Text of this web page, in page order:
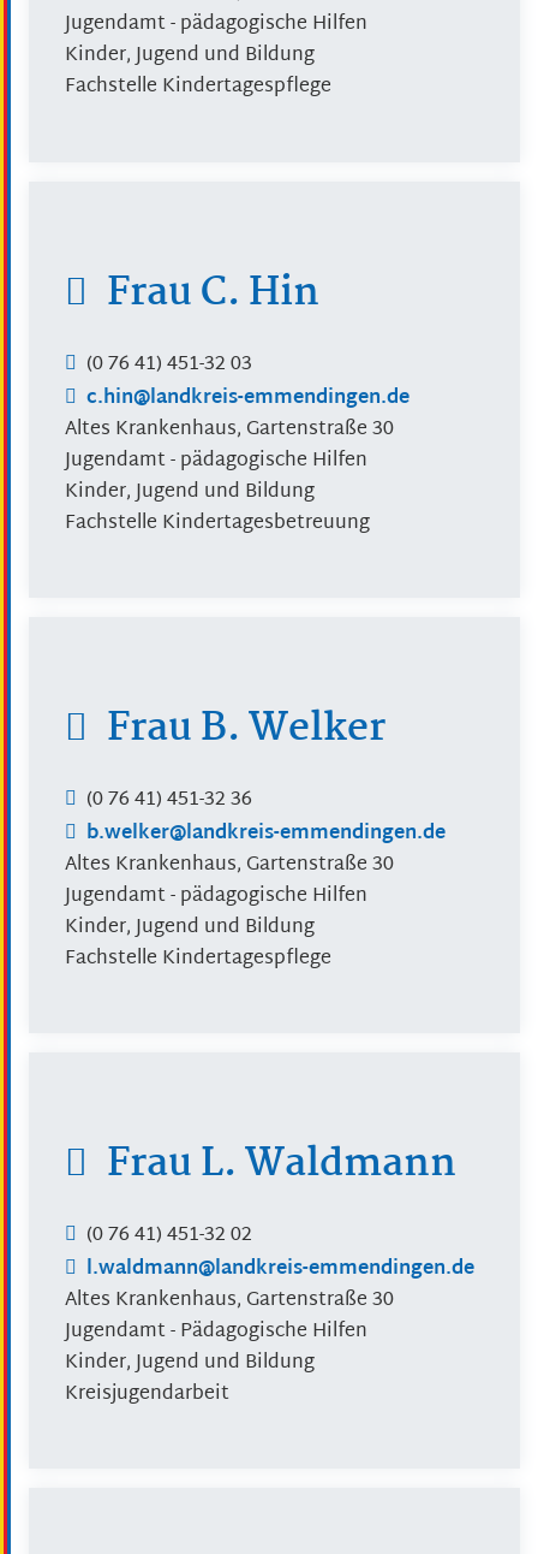
Jugendamt - pädagogische Hilfen
Kinder, Jugend und Bildung
Fachstelle Kindertagespflege
FrauC.Hin
(07641) 451-3203
c.hin@landkreis-emmendingen.de
Altes Krankenhaus, Gartenstraße 30
Jugendamt - pädagogische Hilfen
Kinder, Jugend und Bildung
Fachstelle Kindertagesbetreuung
FrauB.Welker
(07641) 451-3236
b.welker@landkreis-emmendingen.de
Altes Krankenhaus, Gartenstraße 30
Jugendamt - pädagogische Hilfen
Kinder, Jugend und Bildung
Fachstelle Kindertagespflege
FrauL.Waldmann
(07641) 451-3202
l.waldmann@landkreis-emmendingen.de
Altes Krankenhaus, Gartenstraße 30
Jugendamt - Pädagogische Hilfen
Kinder, Jugend und Bildung
Kreisjugendarbeit